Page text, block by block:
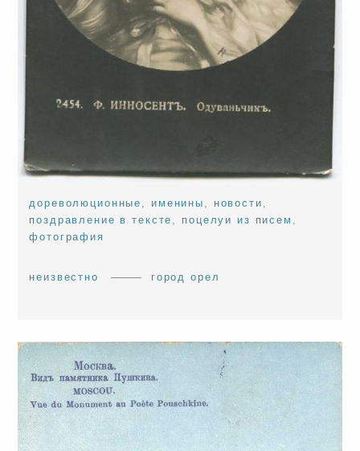
дореволюционные именины новости
поздравление в тексте
поцелуи из писем
фотография
неизвестно город орел